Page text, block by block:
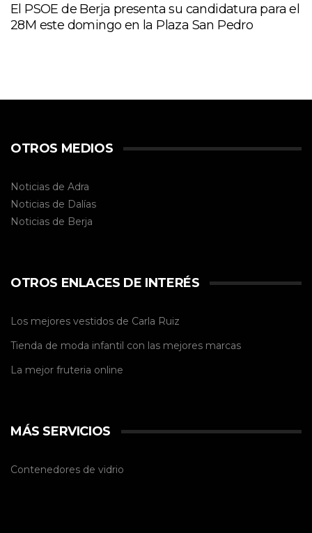
El PSOE de Berja presenta su candidatura para el
28M este domingo en la Plaza San Pedro
OTROS MEDIOS
Noticias de Adra
Noticias de Dalías
Noticias de Berja
OTROS ENLACES DE INTERÉS
Los mejores vestidos de Carla Ruiz
Tienda de moda infantil con las mejores marcas
La mejor fruteria online
MÁS SERVICIOS
Contenedores de vidrio